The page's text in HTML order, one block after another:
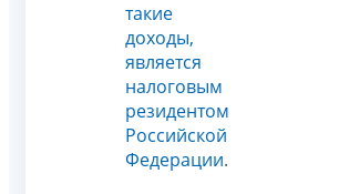
такие
доходы,
является
налоговым
резидентом
Российской
Федерации.